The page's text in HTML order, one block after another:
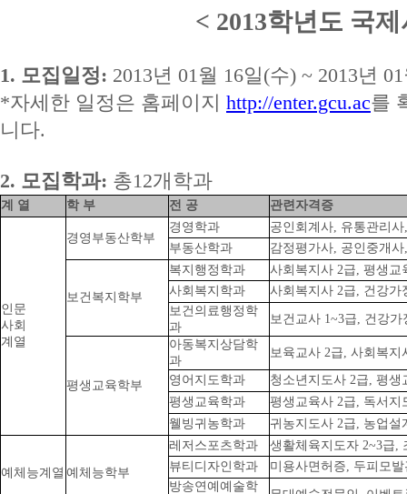
< 2013학년도 국
1. 모집일정: 2013년 01월 16일(수) ~ 2013년
*자세한 일정은 홈페이지 http://enter.gcu.ac를
니다.
2. 모집학과: 총12개학과
계 열 학 부 전 공 관련자격증
인문
사회
계열
경영부동산학부
경영학과
공인회계사, 유통관리
부동산학과
감정평가사, 공인중개
보건복지학부
복지행정학과
사회복지사 2급, 평생교
사회복지학과
사회복지사 2급, 건강가
보건의료행정학
과
보건교사 1~3급, 건강
평생교육학부
아동복지상담학
과
보육교사 2급, 사회복
영어지도학과
청소년지도사 2급, 평
평생교육학과
평생교육사 2급, 독서지
웰빙귀농학과
귀농지도사 2급, 농업
예체능계열 예체능학부
레저스포츠학과
생활체육지도자 2~3급,
뷰티디자인학과
미용사면허증, 두피모
방송연예예술학